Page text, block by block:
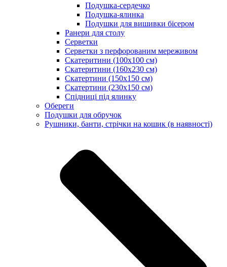
Подушка-сердечко
Подушка-ялинка
Подушки для вишивки бісером
Ранери для столу
Серветки
Серветки з перфорованим мереживом
Скатеритини (100х100 см)
Скатеритини (160х230 см)
Скатертини (150х150 см)
Скатертини (230х150 см)
Спідниці під ялинку
Обереги
Подушки для обручок
Рушники, банти, стрічки на кошик (в наявності)